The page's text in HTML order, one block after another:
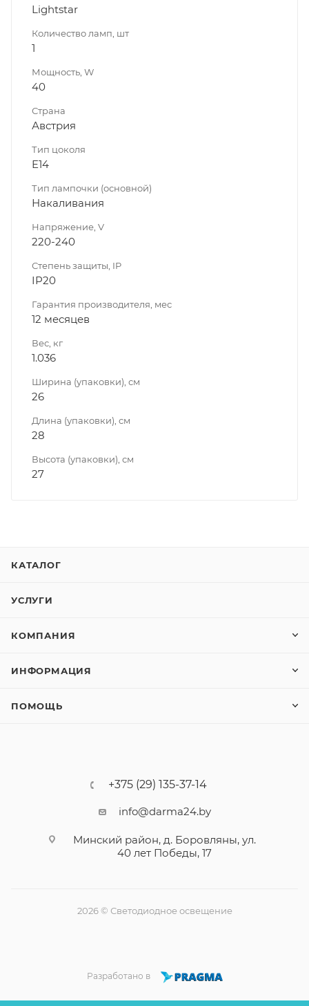
Lightstar
Количество ламп, шт
1
Мощность, W
40
Страна
Австрия
Тип цоколя
E14
Тип лампочки (основной)
Накаливания
Напряжение, V
220-240
Степень защиты, IP
IP20
Гарантия производителя, мес
12 месяцев
Вес, кг
1.036
Ширина (упаковки), см
26
Длина (упаковки), см
28
Высота (упаковки), см
27
КАТАЛОГ
УСЛУГИ
КОМПАНИЯ
ИНФОРМАЦИЯ
ПОМОЩЬ
+375 (29) 135-37-14
info@darma24.by
Минский район, д. Боровляны, ул.
40 лет Победы, 17
2026 © Светодиодное освещение
Разработано в